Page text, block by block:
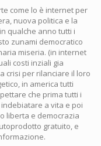
come lo è internet per
nuova politica e la
qualche anno tutti i
zunami democratico
miseria. (in internet
costi inziali gia
crisi per rilanciare il loro
in america tutti
che prima tutti i
a vita e poi
liberta e democrazia
gratuito, e